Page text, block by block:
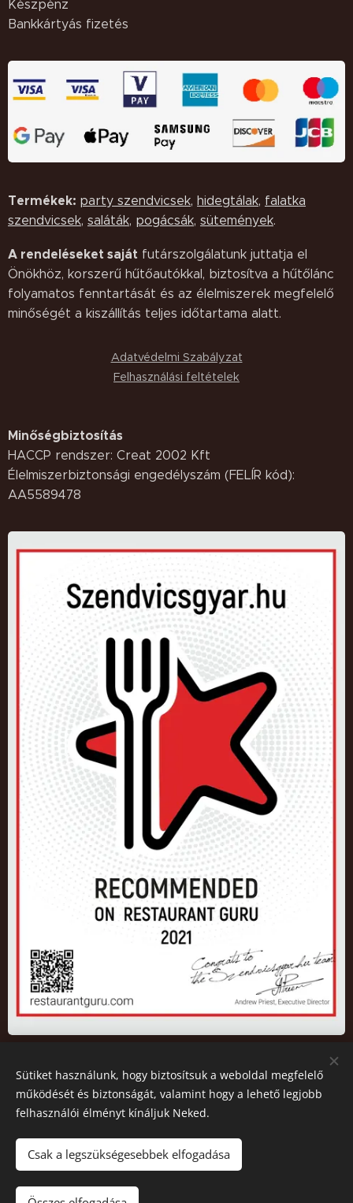
Készpénz
Bankkártyás fizetés
Termékek: party szendvicsek, hidegtálak, falatka
szendvicsek, saláták, pogácsák, sütemények.
A rendeléseket saját futárszolgálatunk juttatja el
Önökhöz, korszerű hűtőautókkal, biztosítva a hűtőlánc
folyamatos fenntartását és az élelmiszerek megfelelő
minőségét a kiszállítás teljes időtartama alatt.
Adatvédelmi Szabályzat
Felhasználási feltételek
Minőségbiztosítás
HACCP rendszer: Creat 2002 Kft
Élelmiszerbiztonsági engedélyszám (FELÍR kód):
AA5589478
2026 Az oldalt a Szendvicsgyár.hu működteti. All rights
reserved.
© 2026 Copyright
Sütik
Sütiket használunk, hogy biztosítsuk a weboldal megfelelő
működését és biztonságát, valamint hogy a lehető legjobb
felhasználói élményt kínáljuk Neked.
Csak a legszükségesebbek elfogadása